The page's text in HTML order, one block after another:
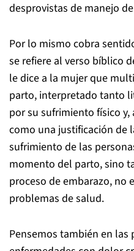
desprovistas de manejo
Por lo mismo cobra
se refiere al verso bíblico
le dice a la mujer que
parto, interpretado tanto
por su sufrimiento físico
como una justificación de
sufrimiento de las
momento del parto, sino
proceso de embarazo, no
problemas de salud.
Pensemos también en las